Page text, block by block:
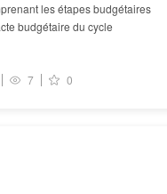
les étapes budgétaires
budgétaire du cycle
7 0